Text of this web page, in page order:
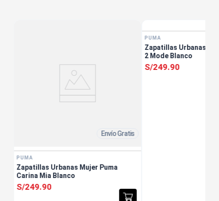
Envío Gratis
PUMA
Zapatillas Urbanas Mujer Puma
Carina Mia Blanco
S/249.90
PUMA
Zapatillas Urbanas
2 Mode Blanco
S/249.90